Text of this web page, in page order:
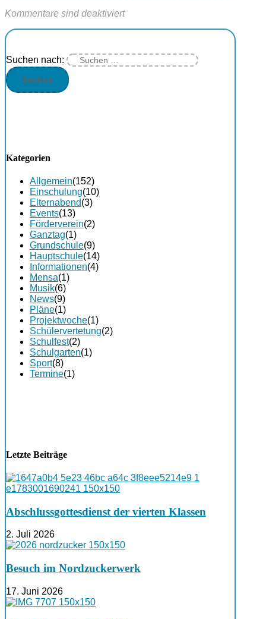
Kommentare sind deaktiviert
Suchen nach:
Kategorien
Allgemein(152)
Einschulung(10)
Elternabend(3)
Events(13)
Förderverein(2)
Ganztag(1)
Grundschule(9)
Hauptschule(14)
Informationen(4)
Mensa(1)
Musik(6)
News(9)
Pläne(1)
Projektwoche(1)
Schülervertetung(2)
Schulfest(2)
Schulgarten(1)
Sport(8)
Termine(1)
Letzte Beiträge
Abschlussgottesdienst der vierten Klassen
2. Juli 2026
Besuch im Nordzuckerwerk
17. Juni 2026